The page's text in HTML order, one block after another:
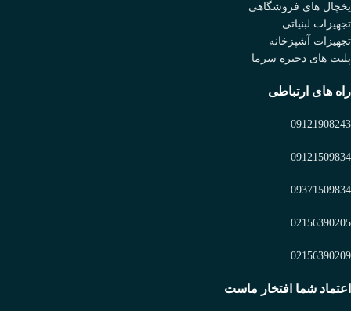
یخچال های فروشگاهی
تجهیزات لبنیاتی
تجهیزات آشپزخانه
پلیت های ذخیره سرما
راه های ارتباطی
09121908243
09121509834
09371509834
02156390205
02156390209
اعتماد شما افتخار ماست